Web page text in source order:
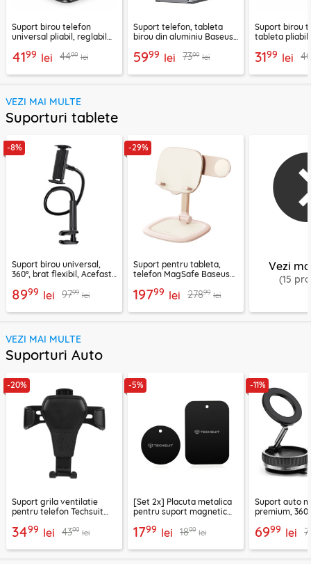
Suport birou telefon
universal pliabil, reglabil
negru
4199 lei 4499 lei
Suport telefon, tableta
birou din aluminiu Baseus,
5999 lei 7399 lei
Suport birou
tableta pliabil
3199 lei
VEZI MAI MULTE
Suporturi tablete
-8%
Suport birou universal,
360°, brat flexibil, Acefast
8999 lei 9799 lei
-29%
Suport pentru tableta,
telefon MagSafe Baseus
19799 lei 27899 lei
Vezi
(15
VEZI MAI MULTE
Suporturi Auto
-20%
Suport grila ventilatie
pentru telefon Techsuit
3499 lei 4399 lei
-5%
[Set 2x] Placuta metalica
pentru suport magnetic
negru
1799 lei 1899 lei
-11%
Suport auto
premium,
6999 lei